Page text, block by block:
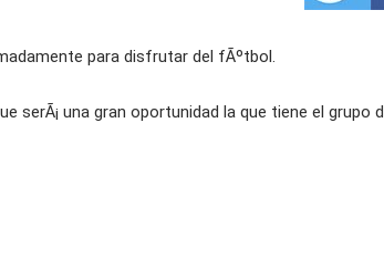
para disfrutar del fÃºtbol.
serÃ¡ una gran oportunidad la que tiene el grupo